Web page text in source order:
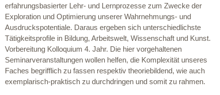
erfahrungsbasierter Lehr- und Lernprozesse zum Zwecke der
Exploration und Optimierung unserer Wahrnehmungs- und
Ausdruckspotentiale. Daraus ergeben sich unterschiedlichste
Tätigkeitsprofile in Bildung, Arbeitswelt, Wissenschaft und Kunst.
Vorbereitung Kolloquium 4. Jahr. Die hier vorgehaltenen
Seminarveranstaltungen wollen helfen, die Komplexität unseres
Faches begrifflich zu fassen respektiv theoriebildend, wie auch
exemplarisch-praktisch zu durchdringen und somit zu rahmen.